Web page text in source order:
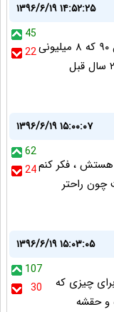
۱۳۹۶/۶/۱۹ ۱۴:۵۲:۲۵
45
22اگر دقت کنید پژو ۱۰ میلیونی رو ۴۵ و ال ۹۰ که ۸ میلیونی
را ۴۰ میلیون می دهند این دو ماشین ۲۰ سال قبل
۱۳۹۶/۶/۱۹ ۱۵:۰۰:۰۷
62
24بیشترین چیزی که تولید کردن پژو 206 هستش ، فکر کنم
چون راحتر
۱۳۹۶/۶/۱۹ ۱۵:۰۳:۰۵
107
30
برای چیزی که
و حقشه